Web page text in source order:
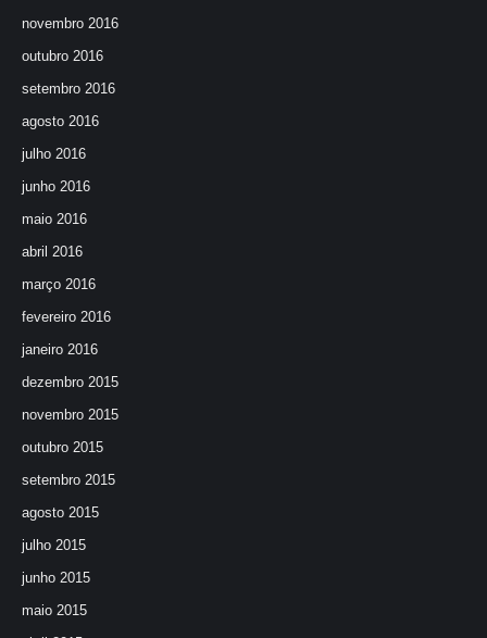
novembro 2016
outubro 2016
setembro 2016
agosto 2016
julho 2016
junho 2016
maio 2016
abril 2016
março 2016
fevereiro 2016
janeiro 2016
dezembro 2015
novembro 2015
outubro 2015
setembro 2015
agosto 2015
julho 2015
junho 2015
maio 2015